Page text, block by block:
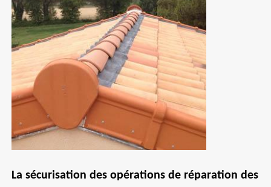
La sécurisation des opérations de réparation des